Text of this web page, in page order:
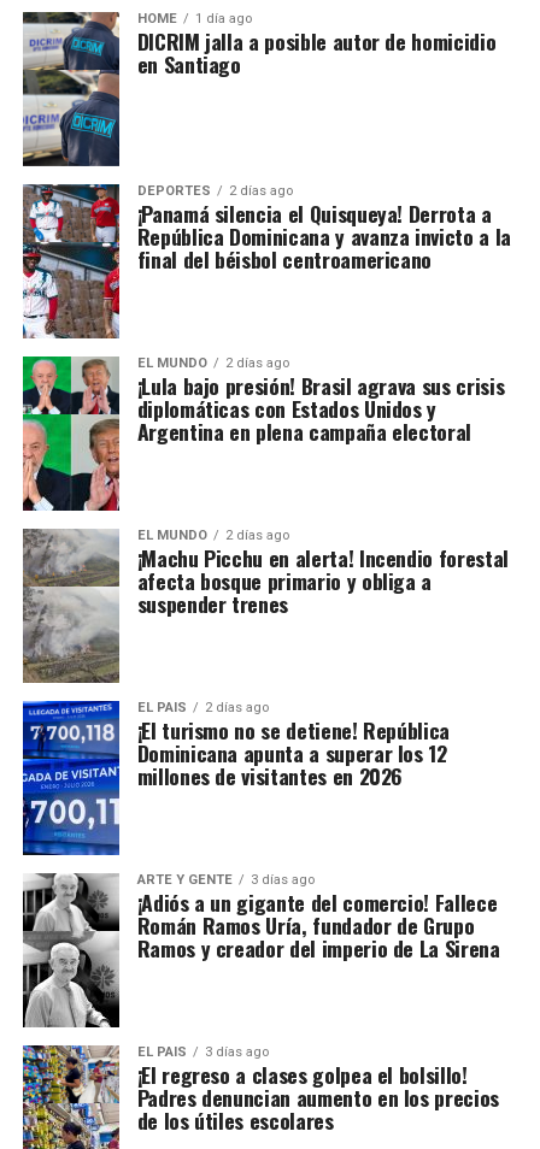
HOME 1 día ago
DICRIM jalla a posible autor de homicidio
en Santiago
DEPORTES 2 días ago
¡Panamá silencia el Quisqueya! Derrota a
República Dominicana y avanza invicto a la
final del béisbol centroamericano
EL MUNDO 2 días ago
¡Lula bajo presión! Brasil agrava sus crisis
diplomáticas con Estados Unidos y
Argentina en plena campaña electoral
EL MUNDO 2 días ago
¡Machu Picchu en alerta! Incendio forestal
afecta bosque primario y obliga a
suspender trenes
EL PAIS 2 días ago
¡El turismo no se detiene! República
Dominicana apunta a superar los 12
millones de visitantes en 2026
ARTE Y GENTE 3 días ago
¡Adiós a un gigante del comercio! Fallece
Román Ramos Uría, fundador de Grupo
Ramos y creador del imperio de La Sirena
EL PAIS 3 días ago
¡El regreso a clases golpea el bolsillo!
Padres denuncian aumento en los precios
de los útiles escolares